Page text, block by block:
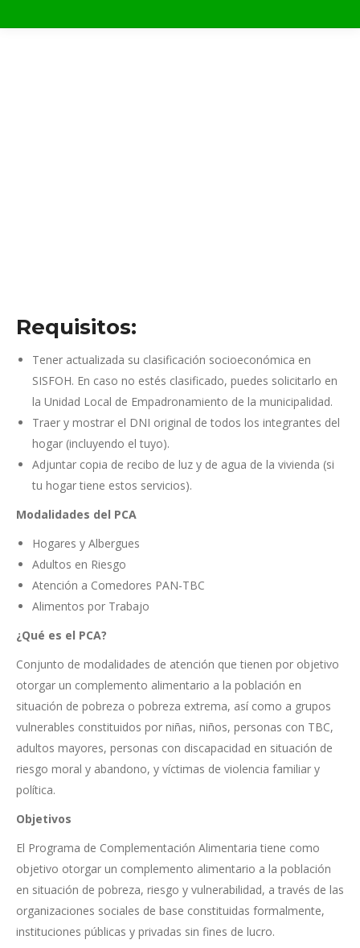
Requisitos:
Tener actualizada su clasificación socioeconómica en
SISFOH. En caso no estés clasificado, puedes solicitarlo en
la Unidad Local de Empadronamiento de la municipalidad.
Traer y mostrar el DNI original de todos los integrantes del
hogar (incluyendo el tuyo).
Adjuntar copia de recibo de luz y de agua de la vivienda (si
tu hogar tiene estos servicios).
Modalidades del PCA
Hogares y Albergues
Adultos en Riesgo
Atención a Comedores PAN-TBC
Alimentos por Trabajo
¿Qué es el PCA?
Conjunto de modalidades de atención que tienen por objetivo
otorgar un complemento alimentario a la población en
situación de pobreza o pobreza extrema, así como a grupos
vulnerables constituidos por niñas, niños, personas con TBC,
adultos mayores, personas con discapacidad en situación de
riesgo moral y abandono, y víctimas de violencia familiar y
política.
Objetivos
El Programa de Complementación Alimentaria tiene como
objetivo otorgar un complemento alimentario a la población
en situación de pobreza, riesgo y vulnerabilidad, a través de las
organizaciones sociales de base constituidas formalmente,
instituciones públicas y privadas sin fines de lucro.